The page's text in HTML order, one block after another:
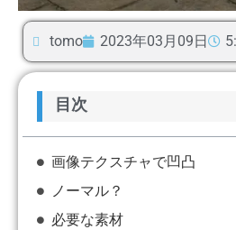
tomo 2023年03月09日
目次
画像テクスチャで凹凸
ノーマル？
必要な素材